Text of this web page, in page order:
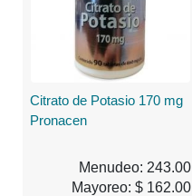
Citrato de Potasio 170 mg
Pronacen
Menudeo: 243.00
Mayoreo: $ 162.00